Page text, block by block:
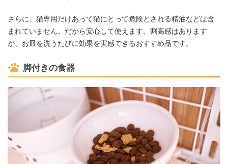
さらに、猫専用だけあって猫にとって危険とされる精油などは含
まれていません。だから安心して使えます。割高感はあります
が、お皿を洗うたびに効果を実感できるおすすめ品です。
脚付きの食器